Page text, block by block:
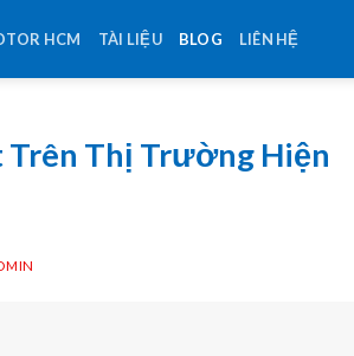
HCM TÀI LIỆU BLOG LIÊN HỆ
Trên Thị Trường Hiện